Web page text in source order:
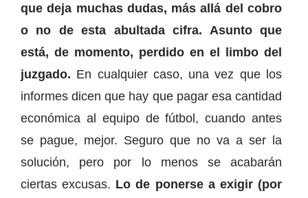
que deja muchas dudas, más allá del cobro
o no de esta abultada cifra. Asunto que
está, de momento, perdido en el limbo del
juzgado. En cualquier caso, una vez que los
informes dicen que hay que pagar esa cantidad
económica al equipo de fútbol, cuando antes
se pague, mejor. Seguro que no va a ser la
solución, pero por lo menos se acabarán
ciertas excusas. Lo de ponerse a exigir (por